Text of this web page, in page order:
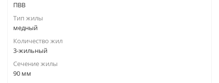
ПВВ
Тип жилы
медный
Количество жил
3-жильный
Сечение жилы
90 мм